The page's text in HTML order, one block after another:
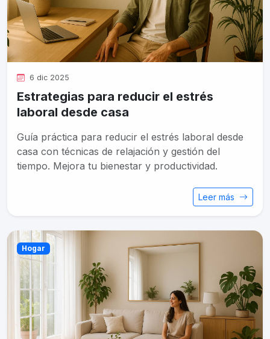
6 dic 2025
Estrategias para reducir el estrés
laboral desde casa
Guía práctica para reducir el estrés laboral desde
casa con técnicas de relajación y gestión del
tiempo. Mejora tu bienestar y productividad.
Leer más
Hogar